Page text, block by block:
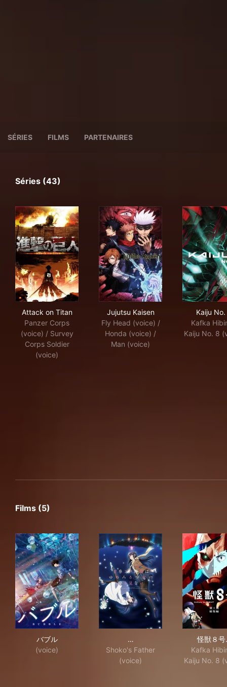
SÉRIES FILMS PARTENAIRES
Séries (43)
Attack on Titan
Panzer Corps
(voice) / Survey
Corps Soldier
(voice)
Jujutsu Kaisen
Fly Head (voice) /
Honda (voice) /
Man (voice)
Kaiju
Kafka
Kaiju No. 8
Films (5)
バブル
(voice)
…
Shoko's Father
(voice)
怪獣８
Kafka
Kaiju No. 8